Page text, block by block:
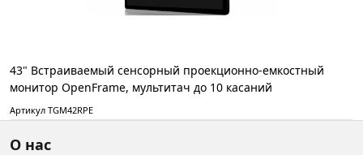
43" Встраиваемый сенсорный проекционно-емкостный
монитор OpenFrame, мультитач до 10 касаний
Артикул TGM42RPE
О нас